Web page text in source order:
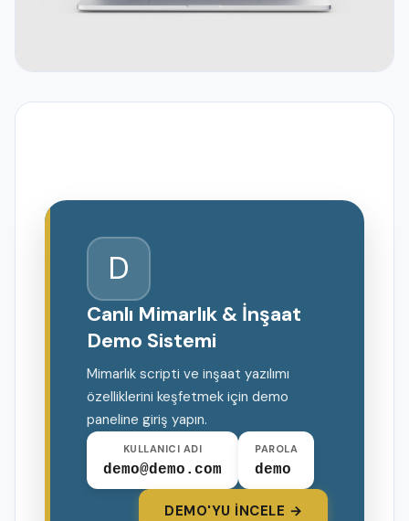
D
Canlı Mimarlık & İnşaat
Demo Sistemi
Mimarlık scripti ve inşaat yazılımı
özelliklerini keşfetmek için demo
paneline giriş yapın.
KULLANICI ADI
demo@demo.com
PAROLA
demo
DEMO'YU İNCELE →